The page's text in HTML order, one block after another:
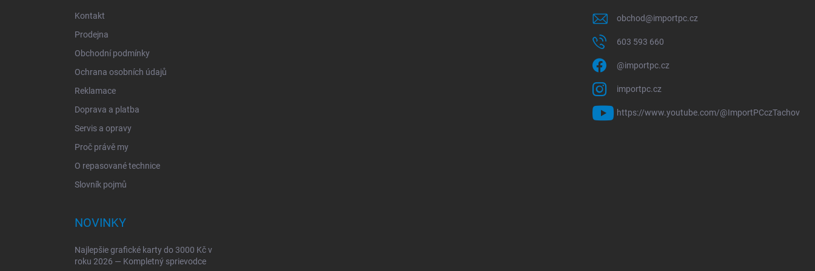
Kontakt
Prodejna
Obchodní podmínky
Ochrana osobních údajů
Reklamace
Doprava a platba
Servis a opravy
Proč právě my
O repasované technice
Slovník pojmů
obchod@importpc.cz
603 593 660
@importpc.cz
importpc.cz
https://www.youtube.com/@ImportPCczTachov
NOVINKY
Najlepšie grafické karty do 3000 Kč v
roku 2026 — Kompletný sprievodce